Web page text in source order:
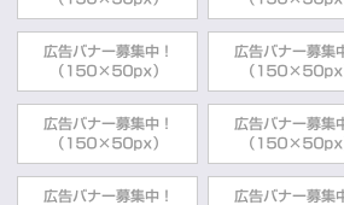
2016年02月24日 市長演説
平成28年度一般施政方針
2015年02月25日 市長演説
平成27年度一般施政方針